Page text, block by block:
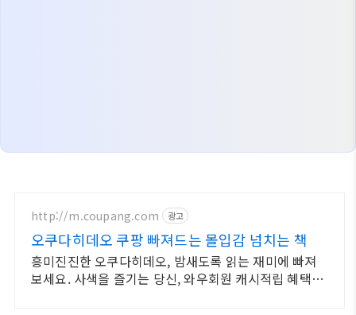
http://m.coupang.com 광고
오쿠다히데오 쿠팡 빠져드는 몰입감 넘치는 책
흥미진진한 오쿠다히데오, 밤새도록 읽는 재미에 빠져
보세요. 사색을 즐기는 당신, 와우회원 캐시적립 혜택으